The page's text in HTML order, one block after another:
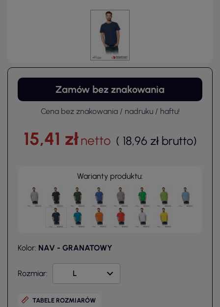
Zamów bez znakowania
Cena bez znakowania / nadruku / haftu!
15,41 złnetto ( 18,96 zł brutto)
Warianty produktu:
Kolor: NAV - GRANATOWY
Rozmiar:
TABELE ROZMIARÓW